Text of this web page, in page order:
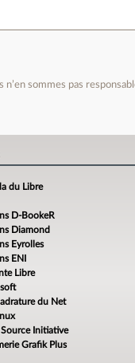
sommes pas
du Libre
D-BookeR
Diamond
Eyrolles
ENI
Libre
du Net
Initiative
Grafik Plus